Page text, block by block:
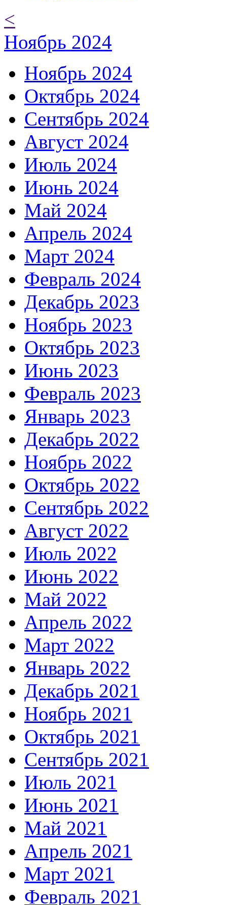
<
Ноябрь 2024
Ноябрь 2024
Октябрь 2024
Сентябрь 2024
Август 2024
Июль 2024
Июнь 2024
Май 2024
Апрель 2024
Март 2024
Февраль 2024
Декабрь 2023
Ноябрь 2023
Октябрь 2023
Июнь 2023
Февраль 2023
Январь 2023
Декабрь 2022
Ноябрь 2022
Октябрь 2022
Сентябрь 2022
Август 2022
Июль 2022
Июнь 2022
Май 2022
Апрель 2022
Март 2022
Январь 2022
Декабрь 2021
Ноябрь 2021
Октябрь 2021
Сентябрь 2021
Июль 2021
Июнь 2021
Май 2021
Апрель 2021
Март 2021
Февраль 2021